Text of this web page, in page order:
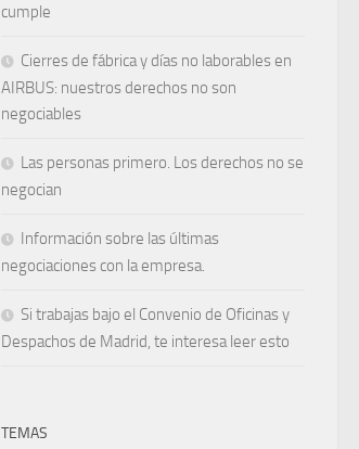
cumple
Cierres de fábrica y días no laborables en
AIRBUS: nuestros derechos no son
negociables
Las personas primero. Los derechos no se
negocian
Información sobre las últimas
negociaciones con la empresa.
Si trabajas bajo el Convenio de Oficinas y
Despachos de Madrid, te interesa leer esto
TEMAS